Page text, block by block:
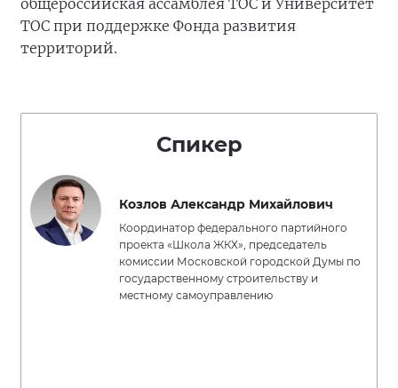
общероссийская ассамблея ТОС и Университет
ТОС при поддержке Фонда развития
территорий.
Спикер
Козлов Александр Михайлович
Координатор федерального партийного
проекта «Школа ЖКХ», председатель
комиссии Московской городской Думы по
государственному строительству и
местному самоуправлению